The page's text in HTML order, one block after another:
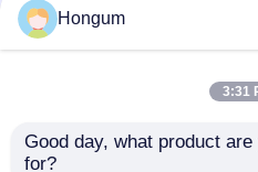
डीएमएफजेड सीरीज
इलेक्ट्रोमैग्नेटिक पल्स वाल्व के
Hongum
3:31
Good day, what product
for?